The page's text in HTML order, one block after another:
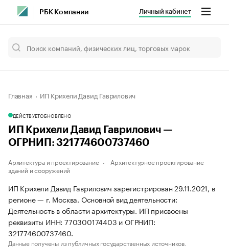
РБК Компании Личный кабинет
Главная ИП Крихели Давид Гаврилович
ДЕЙСТВУЕТОБНОВЛЕНО
ИП Крихели Давид Гаврилович —
ОГРНИП: 321774600737460
Архитектура и проектирование
Архитектурное проектирование
зданий и сооружений
ИП Крихели Давид Гаврилович зарегистрирован 29.11.2021, в
регионе — г. Москва. Основной вид деятельности:
Деятельность в области архитектуры. ИП присвоены
реквизиты ИНН: 770300174403 и ОГРНИП:
321774600737460.
Данные получены из публичных государственных источников.